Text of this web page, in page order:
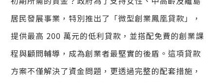
居民發展事業，特別推出了「微型創業鳳凰貸款」，
提供最高 200 萬元的低利貸款，並搭配免費的創業課
程與顧問輔導，成為創業者最堅實的後盾。這項貸款
方案不僅解決了資金問題，更透過完整的配套措施，